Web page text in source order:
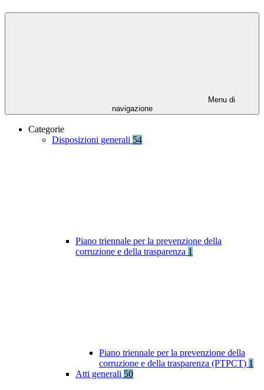
Menu di
navigazione
Categorie
Disposizioni generali 54
Piano triennale per la prevenzione della
corruzione e della trasparenza 1
Piano triennale per la prevenzione della
corruzione e della trasparenza (PTPCT) 1
Atti generali 50